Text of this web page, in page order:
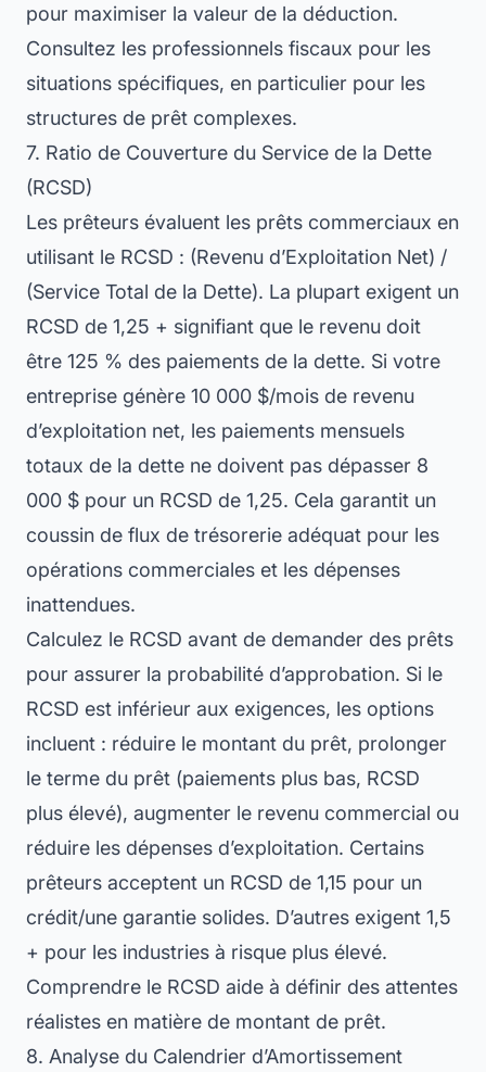
pour maximiser la valeur de la déduction.
Consultez les professionnels fiscaux pour les
situations spécifiques, en particulier pour les
structures de prêt complexes.
7. Ratio de Couverture du Service de la Dette
(RCSD)
Les prêteurs évaluent les prêts commerciaux en
utilisant le RCSD : (Revenu d’Exploitation Net) /
(Service Total de la Dette). La plupart exigent un
RCSD de 1,25 + signifiant que le revenu doit
être 125 % des paiements de la dette. Si votre
entreprise génère 10 000 $/mois de revenu
d’exploitation net, les paiements mensuels
totaux de la dette ne doivent pas dépasser 8
000 $ pour un RCSD de 1,25. Cela garantit un
coussin de flux de trésorerie adéquat pour les
opérations commerciales et les dépenses
inattendues.
Calculez le RCSD avant de demander des prêts
pour assurer la probabilité d’approbation. Si le
RCSD est inférieur aux exigences, les options
incluent : réduire le montant du prêt, prolonger
le terme du prêt (paiements plus bas, RCSD
plus élevé), augmenter le revenu commercial ou
réduire les dépenses d’exploitation. Certains
prêteurs acceptent un RCSD de 1,15 pour un
crédit/une garantie solides. D’autres exigent 1,5
+ pour les industries à risque plus élevé.
Comprendre le RCSD aide à définir des attentes
réalistes en matière de montant de prêt.
8. Analyse du Calendrier d’Amortissement